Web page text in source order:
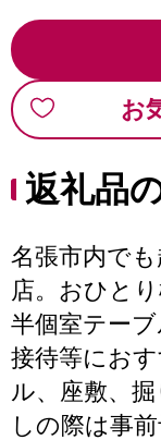
お
返礼品
名張市内で
店。おひと
半個室テー
接待等にお
ル、座敷、
しの際は事